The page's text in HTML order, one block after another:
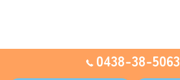
0438-38-5063